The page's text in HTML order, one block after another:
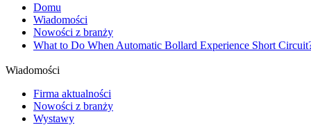
Domu
Wiadomości
Nowości z branży
What to Do When Automatic Bollard Experience Short
Wiadomości
Firma aktualności
Nowości z branży
Wystawy